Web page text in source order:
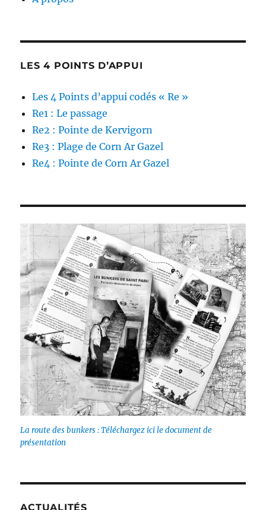
LES 4 POINTS D’APPUI
Les 4 Points d’appui codés « Re »
Re1 : Le passage
Re2 : Pointe de Kervigorn
Re3 : Plage de Corn Ar Gazel
Re4 : Pointe de Corn Ar Gazel
La route des bunkers : Téléchargez ici le document de
présentation
ACTUALITÉS